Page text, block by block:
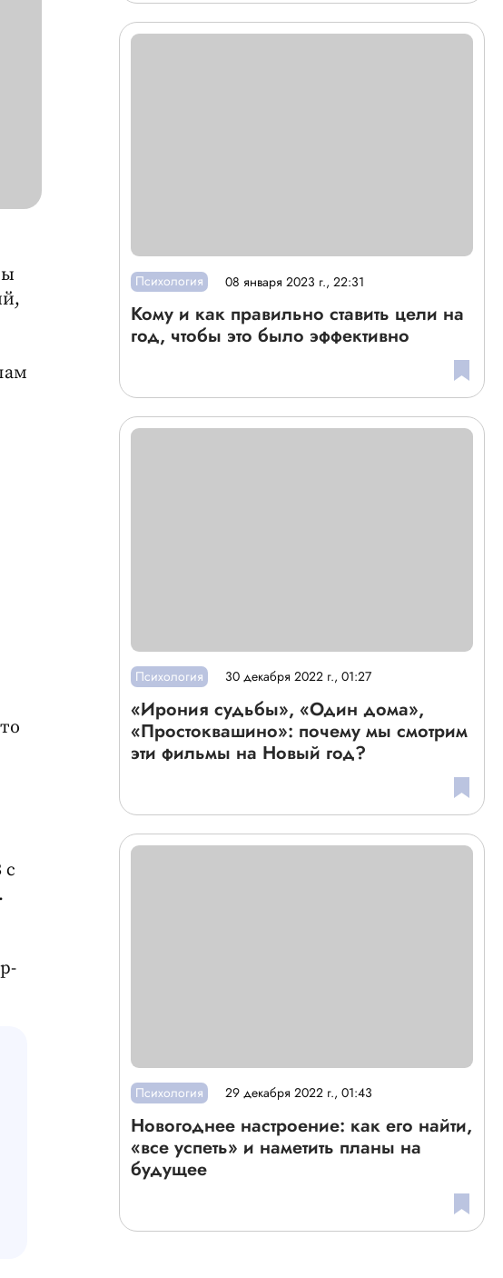
с
Психология 08 января 2023 г., 22:31
Кому и как правильно ставить цели на
год, чтобы это было эффективно
Психология 30 декабря 2022 г., 01:27
«Ирония судьбы», «Один дома»,
«Простоквашино»: почему мы смотрим
эти фильмы на Новый год?
Психология 29 декабря 2022 г., 01:43
Новогоднее настроение: как его найти,
«все успеть» и наметить планы на
будущее